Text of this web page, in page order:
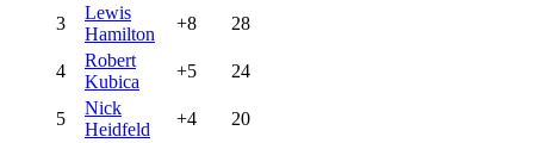
3
Lewis
Hamilton
+8 28
4
Robert
Kubica
+5 24
5
Nick
Heidfeld
+4 20